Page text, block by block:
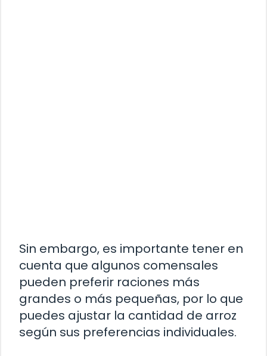
Sin embargo, es importante tener en
cuenta que algunos comensales
pueden preferir raciones más
grandes o más pequeñas, por lo que
puedes ajustar la cantidad de arroz
según sus preferencias individuales.